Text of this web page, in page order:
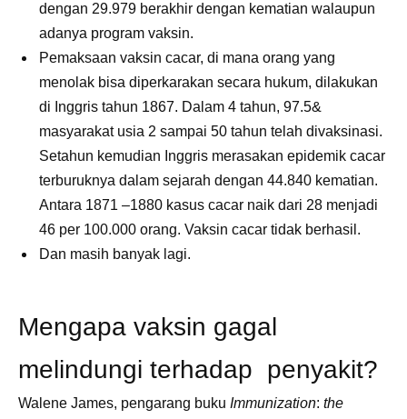
dengan 29.979 berakhir dengan kematian walaupun
adanya program vaksin.
Pemaksaan vaksin cacar, di mana orang yang
menolak bisa diperkarakan secara hukum, dilakukan
di Inggris tahun 1867. Dalam 4 tahun, 97.5&
masyarakat usia 2 sampai 50 tahun telah divaksinasi.
Setahun kemudian Inggris merasakan epidemik cacar
terburuknya dalam sejarah dengan 44.840 kematian.
Antara 1871 –1880 kasus cacar naik dari 28 menjadi
46 per 100.000 orang. Vaksin cacar tidak berhasil.
Dan masih banyak lagi.
Mengapa vaksin gagal
melindungi terhadap penyakit?
Walene James, pengarang buku Immunization: the